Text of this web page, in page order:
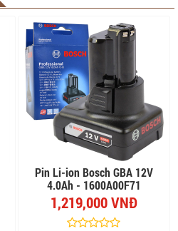
Pin Li-ion Bosch GBA 12V
4.0Ah - 1600A00F71
1,219,000 VNĐ